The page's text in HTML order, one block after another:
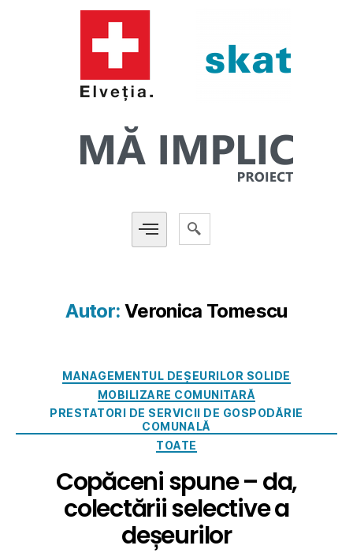
Autor: Veronica Tomescu
MANAGEMENTUL DEȘEURILOR SOLIDE
MOBILIZARE COMUNITARĂ
PRESTATORI DE SERVICII DE GOSPODĂRIE
COMUNALĂ
TOATE
Copăceni spune – da,
colectării selective a
deșeurilor